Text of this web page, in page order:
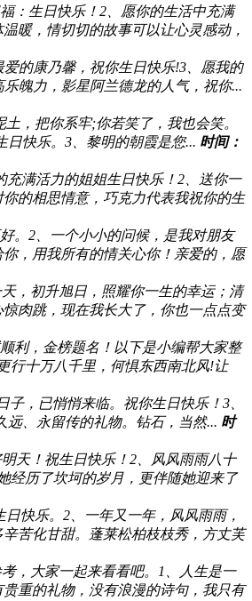
：生日快乐！2、愿你的生活中充满
暖，情切切的故事可以让心灵感动，
的康乃馨，祝你生日快乐!3、愿我的
魄力，影星阿兰德龙的人气，祝你...
，把你系牢;你若笑了，我也会笑。
快乐。3、黎明的朝霞是您... 时间：
满活力的姐姐生日快乐！2、送你一
的相思情意，巧克力代表我祝你的生
。2、一个小小的问候，是我对朋友
，用我所有的情关心你！亲爱的，愿
，初升旭日，照耀你一生的幸运；清
肉跳，现在我长大了，你也一点点变
利，金榜题名！以下是小编帮大家整
行十万八千里，何惧东西南北风!让
，已悄悄来临。祝你生日快乐！3、
、永留传的礼物。钻石，当然... 时
天！祝生日快乐！2、风风雨雨八十
经历了坎坷的岁月，更伴随她迎来了
快乐。2、一年又一年，风风雨雨，
苦化甘甜。蓬莱松柏枝枝秀，方丈芙
，大家一起来看看吧。1、人生是一
重的礼物，没有浪漫的诗句，我只有